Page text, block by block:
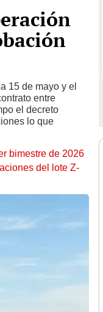
15 de mayo y el
entre
el decreto
lo que
bimestre de 2026
del lote Z-